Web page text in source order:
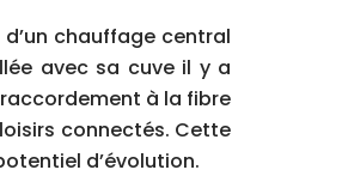
chauffage central
avec sa cuve il y a
à la fibre
connectés. Cette
d’évolution.